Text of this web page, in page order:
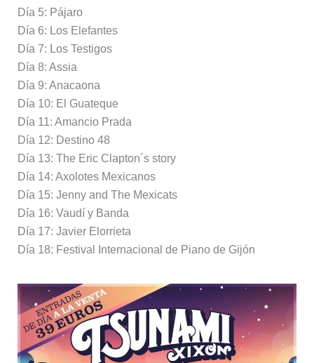
Día 5: Pájaro
Día 6: Los Elefantes
Día 7: Los Testigos
Día 8: Assia
Día 9: Anacaona
Día 10: El Guateque
Día 11: Amancio Prada
Día 12: Destino 48
Día 13: The Eric Clapton´s story
Día 14: Axolotes Mexicanos
Día 15: Jenny and The Mexicats
Día 16: Vaudí y Banda
Día 17: Javier Elorrieta
Día 18: Festival Internacional de Piano de Gijón